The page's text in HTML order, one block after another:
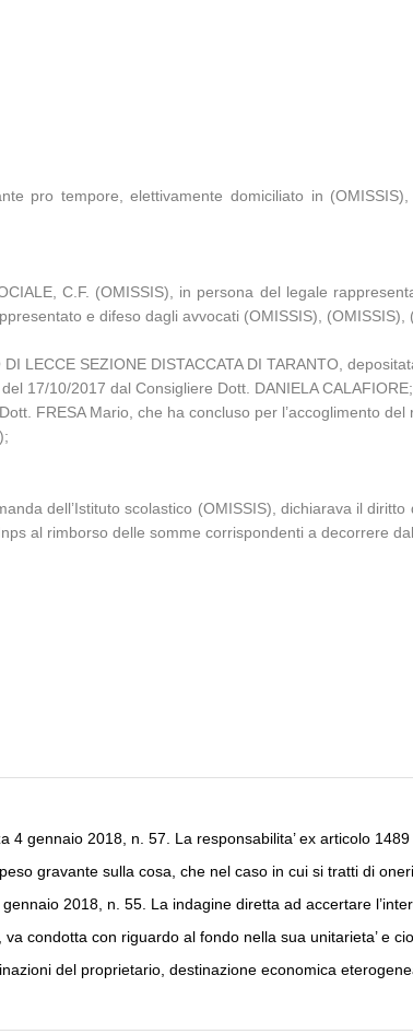
pro tempore, elettivamente domiciliato in
C.F. (OMISSIS), in persona del legale
e difeso dagli avvocati (OMISSIS),
LECCE SEZIONE DISTACCATA DI TARANTO,
17/10/2017 dal Consigliere Dott. DANIELA CALAFIORE;
FRESA Mario, che ha concluso per l’accoglimento del
dell’Istituto scolastico (OMISSIS), dichiarava il
al rimborso delle somme corrispondenti a decorrere
gennaio 2018, n. 57. La responsabilita’ ex articolo
gravante sulla cosa, che nel caso in cui si tratti di
2018, n. 55. La indagine diretta ad accertare
condotta con riguardo al fondo nella sua unitarieta’ e
del proprietario, destinazione economica